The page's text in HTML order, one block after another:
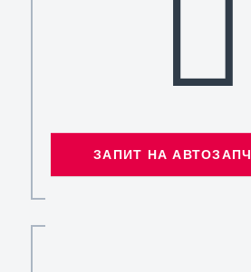
ЗАПИТ НА